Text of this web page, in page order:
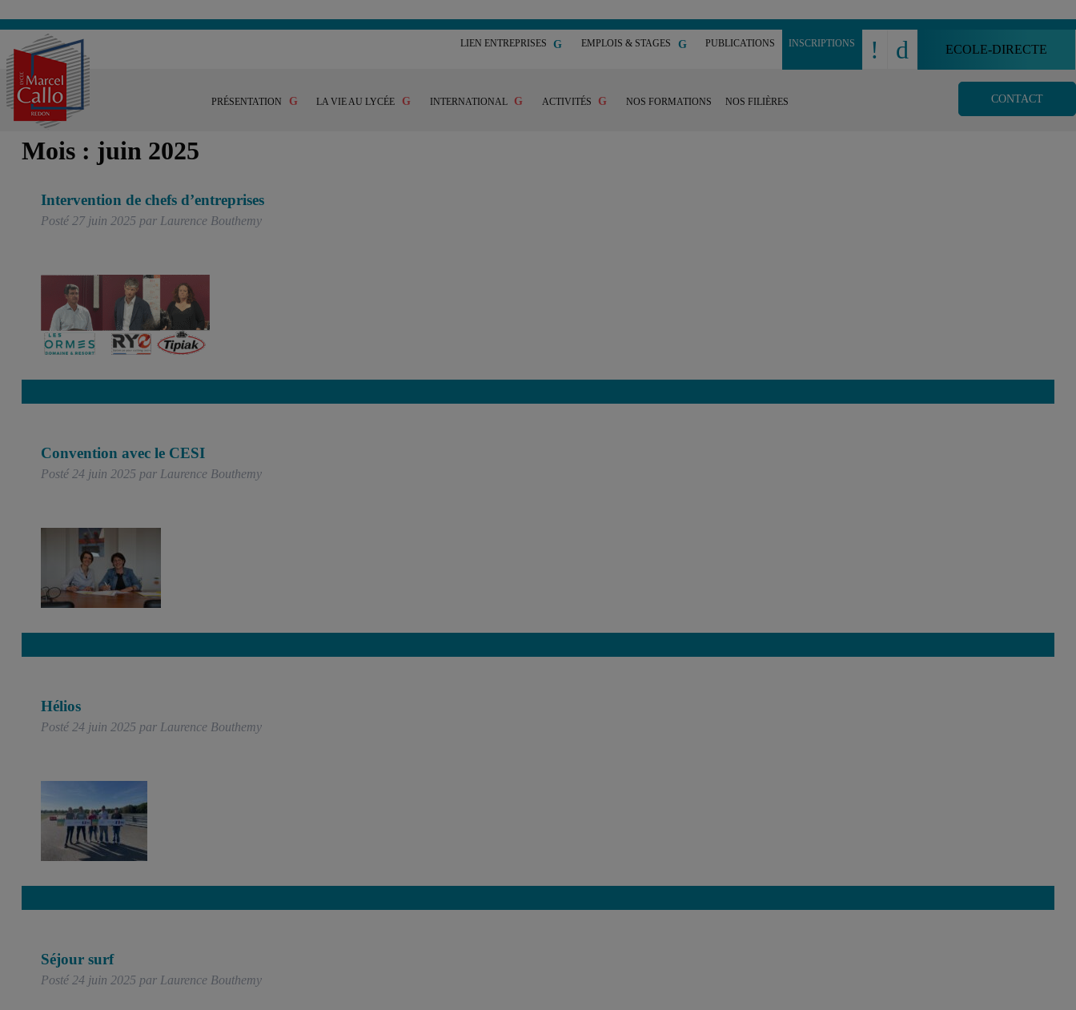
! d ECOLE-DIRECTE
LIEN ENTREPRISES EMPLOIS & STAGES PUBLICATIONS INSCRIPTIONS
CONTACT
PRÉSENTATION LA VIE AU LYCÉE INTERNATIONAL ACTIVITÉS NOS FORMATIONS NOS FILIÈRES
Mois : juin 2025
Intervention de chefs d’entreprises
Posté 27 juin 2025 par Laurence Bouthemy
Convention avec le CESI
Posté 24 juin 2025 par Laurence Bouthemy
Hélios
Posté 24 juin 2025 par Laurence Bouthemy
Séjour surf
Posté 24 juin 2025 par Laurence Bouthemy